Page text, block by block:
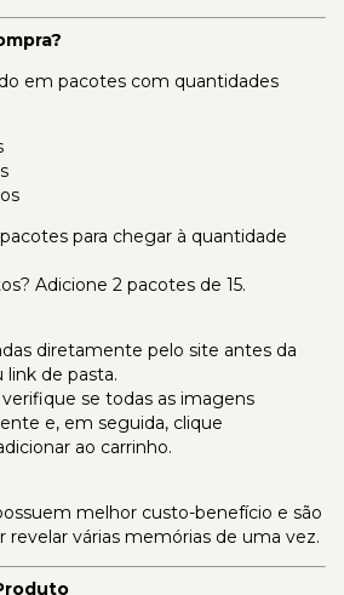
em pacotes com quantidades
para chegar à quantidade
Adicione 2 pacotes de 15.
diretamente pelo site antes da
link de pasta.
se todas as imagens
e, em seguida, clique
ao carrinho.
melhor custo-benefício e são
revelar várias memórias de uma vez.